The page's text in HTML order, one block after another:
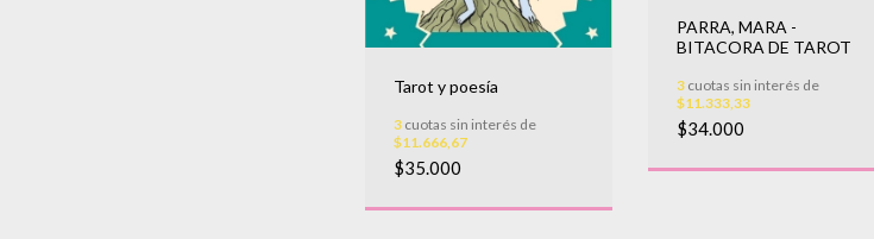
Tarot y poesía
3 cuotas sin interés de
$11.666,67
$35.000
PARRA, MARA -
BITACORA DE TAROT
3cuotas sin interés de
$11.333,33
$34.000